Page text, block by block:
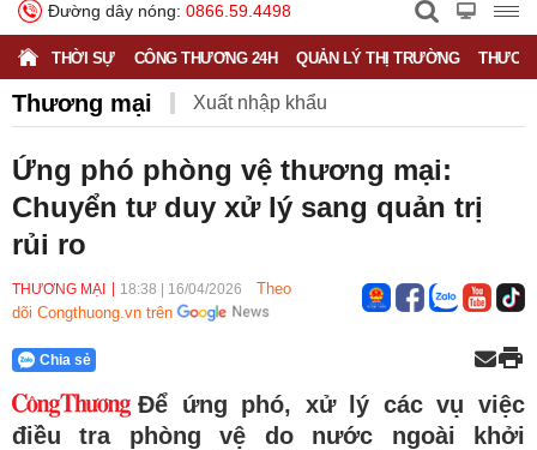
Đường dây nóng: 0866.59.4498
THỜI SỰ CÔNG THƯƠNG 24H QUẢN LÝ THỊ TRƯỜNG
Thương mại Xuất nhập khẩu
Xuất xứ hàng hóa Xúc tiến thương mại
Thương mại điện tử
Ứng phó phòng vệ thương mại:
Chuyển tư duy xử lý sang quản trị
rủi ro
THƯƠNG MẠI 18:38 16/04/2026
Theo
dõi Congthuong.vn trên
Chia sẻ
Để ứng phó, xử lý các vụ việc
điều tra phòng vệ do nước ngoài khởi